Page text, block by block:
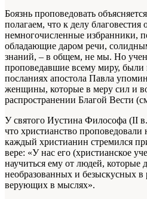
Боязнь проповедовать
полагаем, что к делу
немногочисленные избранники,
обладающие даром речи,
знаний, – в общем, не мы. Но
проповедавшие всему миру,
посланиях апостола Павла
женщины, которые в меру сил и
распространении Благой Вести
У святого Иустина Философа (II
что христианство проповедовали
каждый христианин стремился
вере: «У нас его (христианское
научиться ему от людей, которые
необразованных и безыскусных в
верующих в мыслях».